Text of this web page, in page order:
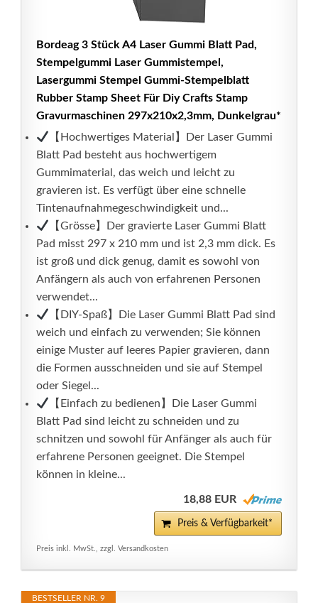
Bordeag 3 Stück A4 Laser Gummi Blatt Pad,
Stempelgummi Laser Gummistempel,
Lasergummi Stempel Gummi-Stempelblatt
Rubber Stamp Sheet Für Diy Crafts Stamp
Gravurmaschinen 297x210x2,3mm, Dunkelgrau*
【Hochwertiges Material】Der Laser Gummi
Blatt Pad besteht aus hochwertigem
Gummimaterial, das weich und leicht zu
gravieren ist. Es verfügt über eine schnelle
Tintenaufnahmegeschwindigkeit und...
【Grösse】Der gravierte Laser Gummi Blatt
Pad misst 297 x 210 mm und ist 2,3 mm dick. Es
ist groß und dick genug, damit es sowohl von
Anfängern als auch von erfahrenen Personen
verwendet...
【DIY-Spaß】Die Laser Gummi Blatt Pad sind
weich und einfach zu verwenden; Sie können
einige Muster auf leeres Papier gravieren, dann
die Formen ausschneiden und sie auf Stempel
oder Siegel...
【Einfach zu bedienen】Die Laser Gummi
Blatt Pad sind leicht zu schneiden und zu
schnitzen und sowohl für Anfänger als auch für
erfahrene Personen geeignet. Die Stempel
können in kleine...
18,88 EUR
Preis & Verfügbarkeit*
Preis inkl. MwSt., zzgl. Versandkosten
BESTSELLER NR. 9